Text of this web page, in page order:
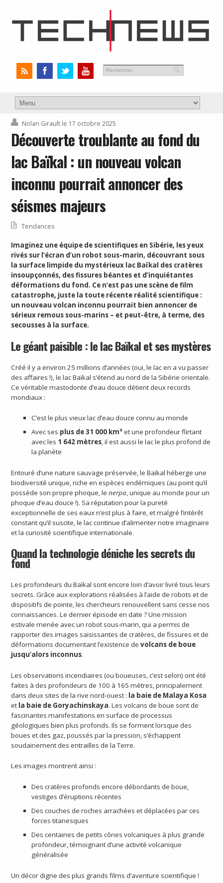
Nolan Girault le 17 octobre 2025
Découverte troublante au fond du
lac Baïkal : un nouveau volcan
inconnu pourrait annoncer des
séismes majeurs
Tendances
Imaginez une équipe de scientifiques en Sibérie, les yeux
rivés sur l’écran d’un robot sous-marin, découvrant sous
la surface limpide du mystérieux lac Baïkal des cratères
insoupçonnés, des fissures béantes et d’inquiétantes
déformations du fond. Ce n’est pas une scène de film
catastrophe, juste la toute récente réalité scientifique :
un nouveau volcan inconnu pourrait bien annoncer de
sérieux remous sous-marins – et peut-être, à terme, des
secousses à la surface.
Le géant paisible : le lac Baïkal et ses mystères
Créé il y a environ 25 millions d’années (oui, le lac en a vu passer
des affaires !), le lac Baïkal s’étend au nord de la Sibérie orientale.
Ce véritable mastodonte d’eau douce détient deux records
mondiaux :
C’est le plus vieux lac d’eau douce connu au monde
Avec ses plus de 31 000 km²et une profondeur flirtant
avec les 1 642 mètres, il est aussi le lac le plus profond de
la planète
Entouré d’une nature sauvage préservée, le Baïkal héberge une
biodiversité unique, riche en espèces endémiques (au point qu’il
possède son propre phoque, lenerpa, unique au monde pour un
phoque d’eau douce !). Sa réputation pour la pureté
exceptionnelle de ses eaux n’est plus à faire, et malgré l’intérêt
constant qu’il suscite, le lac continue d’alimenter notre imaginaire
et la curiosité scientifique internationale.
Quand la technologie déniche les secrets du
fond
Les profondeurs du Baïkal sont encore loin d’avoir livré tous leurs
secrets. Grâce aux explorations réalisées à l’aide de robots et de
dispositifs de pointe, les chercheurs renouvellent sans cesse nos
connaissances. Le dernier épisode en date ? Une mission
estivale menée avec un robot sous-marin, qui a permis de
rapporter des images saisissantes de cratères, de fissures et de
déformations documentant l’existence devolcans de boue
jusqu’alors inconnus.
Les observations incendiaires (ou boueuses, c’est selon) ont été
faites à des profondeurs de 100 à 165 mètres, principalement
dans deux sites de la rive nord-ouest : la baie de Malaya Kosa
et la baie de Goryachinskaya. Les volcans de boue sont de
fascinantes manifestations en surface de processus
géologiques bien plus profonds. Ils se forment lorsque des
boues et des gaz, poussés par la pression, s’échappent
soudainement des entrailles de la Terre.
Les images montrent ainsi :
Des cratères profonds encore débordants de boue,
vestiges d’éruptions récentes
Des couches de roches arrachées et déplacées par ces
forces titanesques
Des centaines de petits cônes volcaniques à plus grande
profondeur, témoignant d’une activité volcanique
généralisée
Un décor digne des plus grands films d’aventure scientifique !